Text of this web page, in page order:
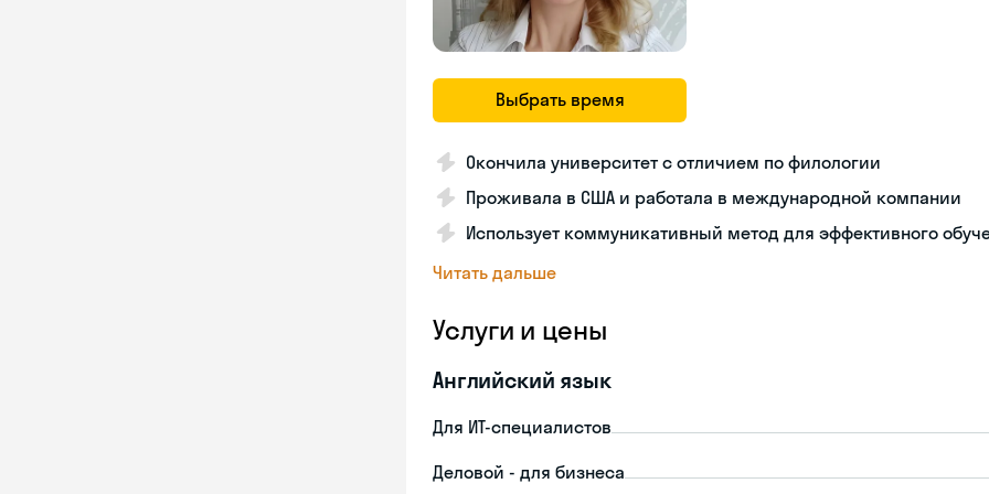
Выбрать время
Окончила университет с отличием по филологии
Проживала в США и работала в международной компании
Использует коммуникативный метод для эффективного
Читать дальше
Услуги и цены
Английский язык
Для ИТ-специалистов
Деловой - для бизнеса